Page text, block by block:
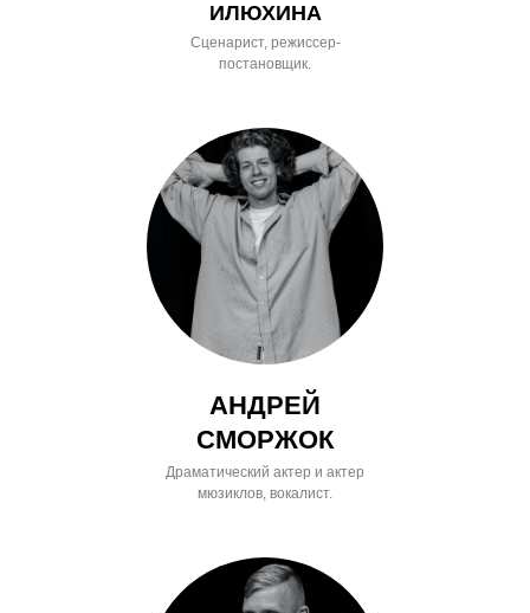
ИЛЮХИНА
Cценарист, режиссер-
постановщик.
АНДРЕЙ
СМОРЖОК
Драматический актер и актер
мюзиклов, вокалист.